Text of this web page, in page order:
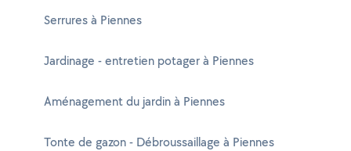
Serrures à Piennes
Jardinage - entretien potager à Piennes
Aménagement du jardin à Piennes
Tonte de gazon - Débroussaillage à Piennes